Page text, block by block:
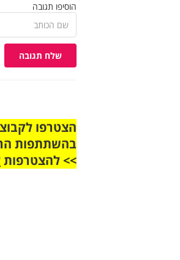
הוסיפו תגובה
שלח תגובה
בהשתתפות
>> להצטרפות